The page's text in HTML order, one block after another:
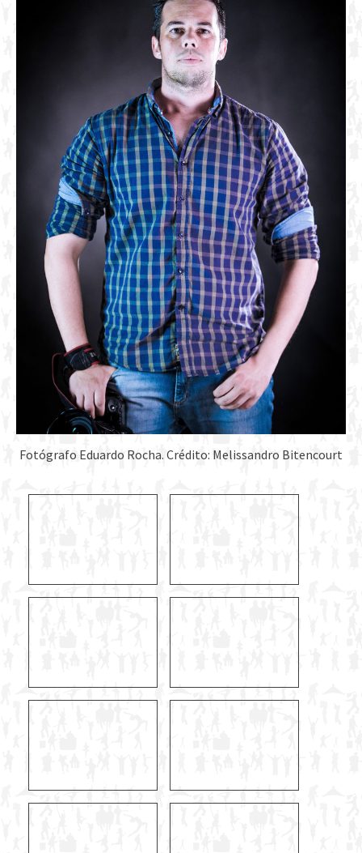
Fotógrafo Eduardo Rocha. Crédito: Melissandro Bitencourt